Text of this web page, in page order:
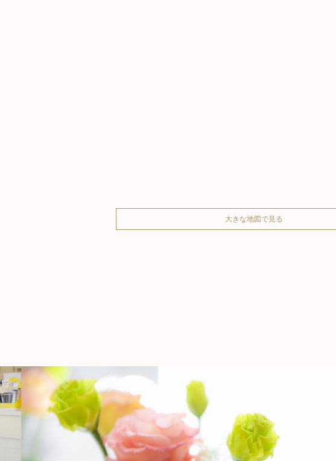
大きな地図で見る